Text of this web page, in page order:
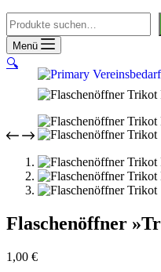
Suche
Menü
🔍
Flaschenöffner
1,00 €